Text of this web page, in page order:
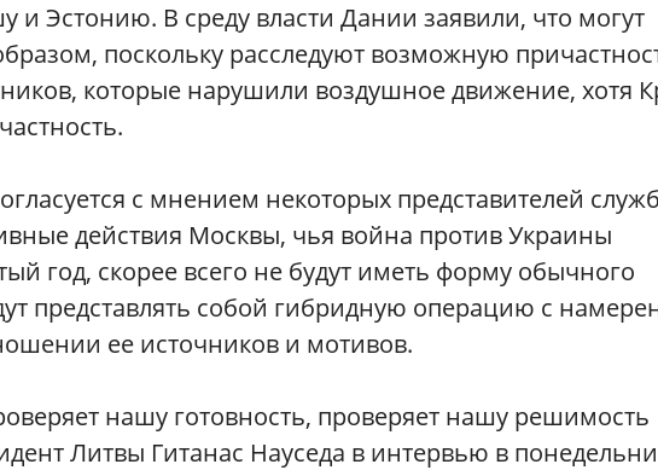
и Эстонию. В среду власти Дании заявили, что могут
поскольку расследуют возможную
которые нарушили воздушное движение, хотя
с мнением некоторых представителей служб
действия Москвы, чья война против Украины
год, скорее всего не будут иметь форму обычного
представлять собой гибридную операцию с
ее источников и мотивов.
нашу готовность, проверяет нашу решимость
Литвы Гитанас Науседа в интервью в